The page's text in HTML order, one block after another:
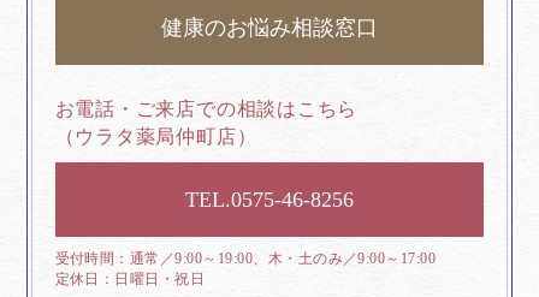
健康のお悩み相談窓口
お電話・ご来店での相談はこちら
（ウラタ薬局仲町店）
0575-46-8256
通常／9:00～19:00、木・土のみ／9:00～17:00
日曜日・祝日